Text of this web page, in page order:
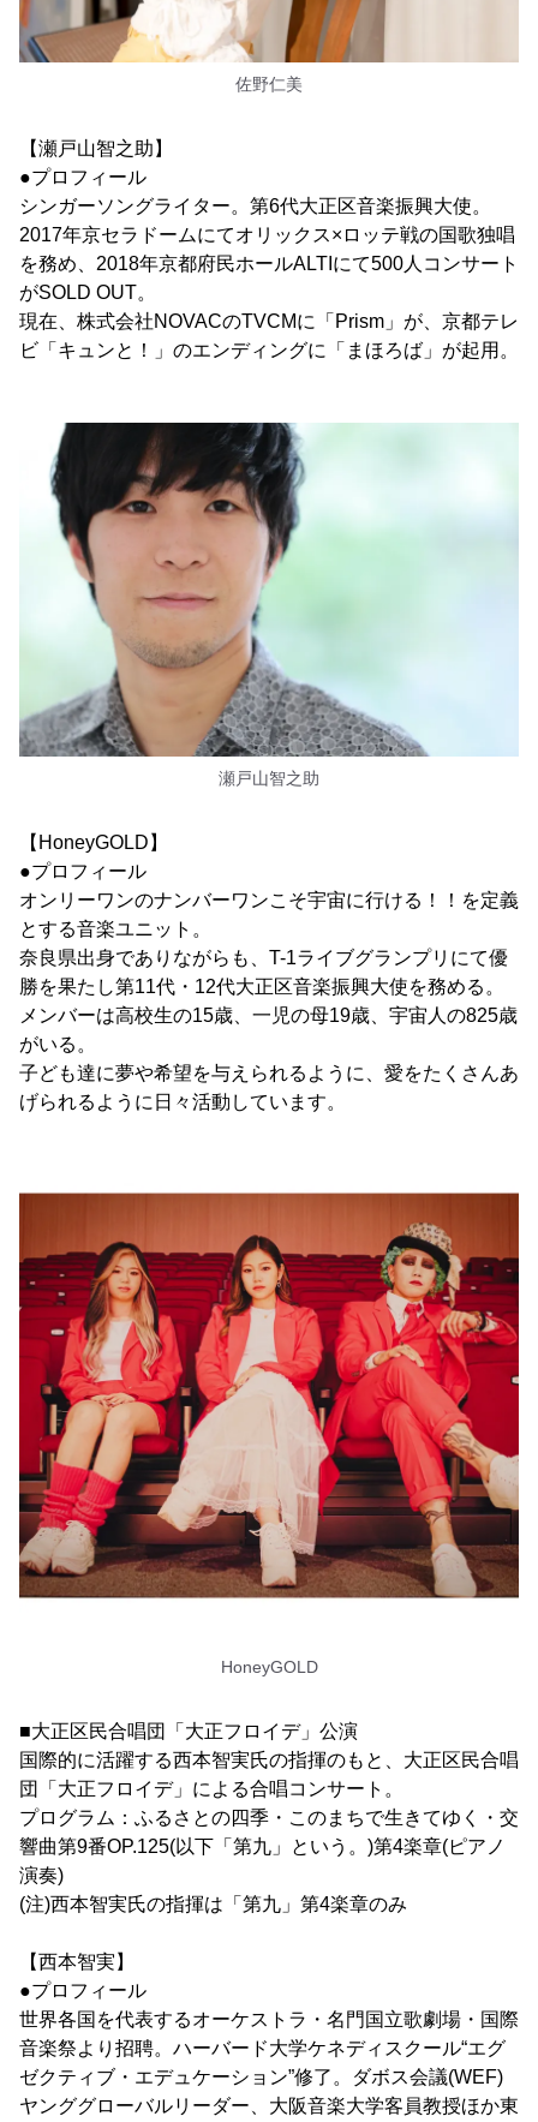
佐野仁美
【瀬戸山智之助】
●プロフィール
シンガーソングライター。第6代大正区音楽振興大使。
2017年京セラドームにてオリックス×ロッテ戦の国歌独唱
を務め、2018年京都府民ホールALTIにて500人コンサート
がSOLD OUT。
現在、株式会社NOVACのTVCMに「Prism」が、京都テレ
ビ「キュンと！」のエンディングに「まほろば」が起用。
瀬戸山智之助
【HoneyGOLD】
●プロフィール
オンリーワンのナンバーワンこそ宇宙に行ける！！を定義
とする音楽ユニット。
奈良県出身でありながらも、T-1ライブグランプリにて優
勝を果たし第11代・12代大正区音楽振興大使を務める。
メンバーは高校生の15歳、一児の母19歳、宇宙人の825歳
がいる。
子ども達に夢や希望を与えられるように、愛をたくさんあ
げられるように日々活動しています。
HoneyGOLD
■大正区民合唱団「大正フロイデ」公演
国際的に活躍する西本智実氏の指揮のもと、大正区民合唱
団「大正フロイデ」による合唱コンサート。
プログラム：ふるさとの四季・このまちで生きてゆく・交
響曲第9番OP.125(以下「第九」という。)第4楽章(ピアノ
演奏)
(注)西本智実氏の指揮は「第九」第4楽章のみ
【西本智実】
●プロフィール
世界各国を代表するオーケストラ・名門国立歌劇場・国際
音楽祭より招聘。ハーバード大学ケネディスクール“エグ
ゼクティブ・エデュケーション”修了。ダボス会議(WEF)
ヤンググローバルリーダー、大阪音楽大学客員教授ほか東